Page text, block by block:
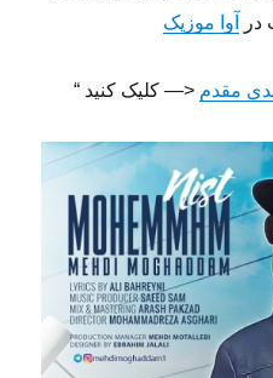
در
آوا موزیک
مقدم <— کلیک کنید “